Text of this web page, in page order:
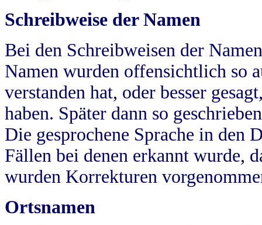
Schreibweise der Namen
Bei den Schreibweisen der
Namen wurden offensichtlich so
verstanden hat, oder besser
haben. Später dann so
Die gesprochene Sprache in
Fällen bei denen erkannt wurde,
wurden Korrekturen
Ortsnamen